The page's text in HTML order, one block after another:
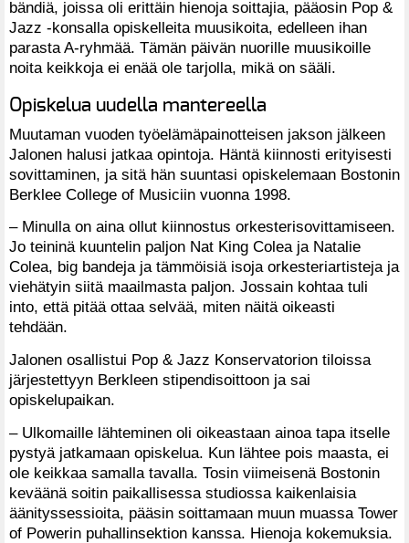
bändiä, joissa oli erittäin hienoja soittajia, pääosin Pop &
Jazz -konsalla opiskelleita muusikoita, edelleen ihan
parasta A-ryhmää. Tämän päivän nuorille muusikoille
noita keikkoja ei enää ole tarjolla, mikä on sääli.
Opiskelua uudella mantereella
Muutaman vuoden työelämäpainotteisen jakson jälkeen
Jalonen halusi jatkaa opintoja. Häntä kiinnosti erityisesti
sovittaminen, ja sitä hän suuntasi opiskelemaan Bostonin
Berklee College of Musiciin vuonna 1998.
– Minulla on aina ollut kiinnostus orkesterisovittamiseen.
Jo teininä kuuntelin paljon Nat King Colea ja Natalie
Colea, big bandeja ja tämmöisiä isoja orkesteriartisteja ja
viehätyin siitä maailmasta paljon. Jossain kohtaa tuli
into, että pitää ottaa selvää, miten näitä oikeasti
tehdään.
Jalonen osallistui Pop & Jazz Konservatorion tiloissa
järjestettyyn Berkleen stipendisoittoon ja sai
opiskelupaikan.
– Ulkomaille lähteminen oli oikeastaan ainoa tapa itselle
pystyä jatkamaan opiskelua. Kun lähtee pois maasta, ei
ole keikkaa samalla tavalla. Tosin viimeisenä Bostonin
keväänä soitin paikallisessa studiossa kaikenlaisia
äänityssessioita, pääsin soittamaan muun muassa Tower
of Powerin puhallinsektion kanssa. Hienoja kokemuksia.